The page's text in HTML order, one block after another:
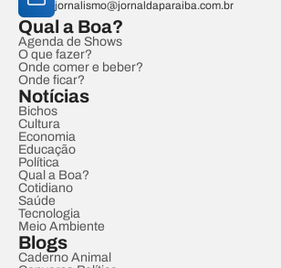
jornalismo@jornaldaparaiba.com.br
Qual a Boa?
Agenda de Shows
O que fazer?
Onde comer e beber?
Onde ficar?
Notícias
Bichos
Cultura
Economia
Educação
Política
Qual a Boa?
Cotidiano
Saúde
Tecnologia
Meio Ambiente
Blogs
Caderno Animal